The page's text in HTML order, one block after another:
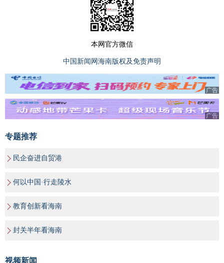
本网官方微信
中国新闻网海南版权及免责声明
广告
广告
专题推荐
民企奋进自贸港
何以中国·行走陵水
教育创新看海南
封关半年看海南
视频新闻